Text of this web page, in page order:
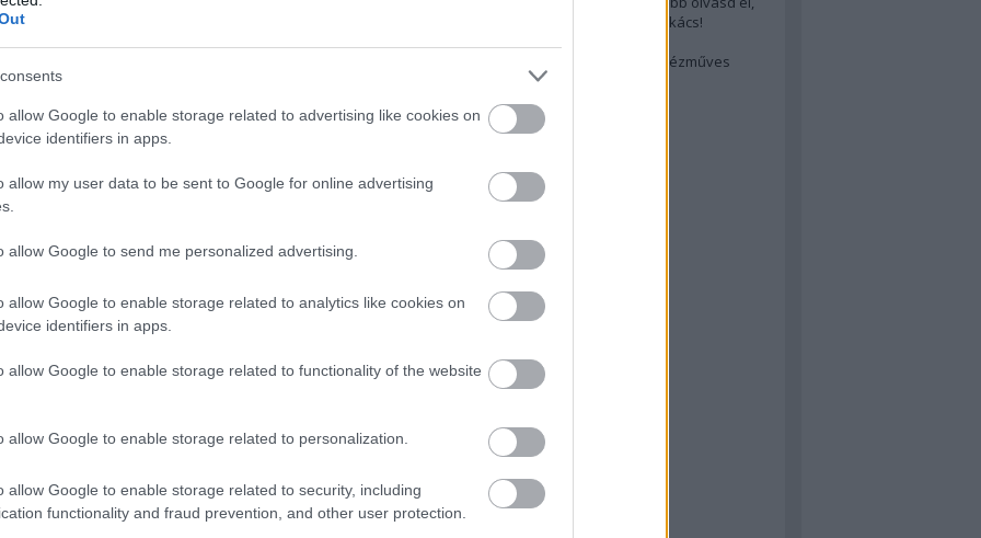
allow Google to enable storage related to advertising like cookies on
identifiers in apps.
allow my user data to be sent to Google for online advertising
allow Google to send me personalized advertising.
allow Google to enable storage related to analytics like cookies on
identifiers in apps.
allow Google to enable storage related to functionality of the website
allow Google to enable storage related to personalization.
allow Google to enable storage related to security, including
functionality and fraud prevention, and other user protection.
mit gondol erről egy magyar szakács!
Budapest rejtett kincsei: orosz kézműves
afrikai konyha
ázsiai konyha
baszk konyha
belgium
bocusedor
bocuse dor
dél amerika
english
északi konyha